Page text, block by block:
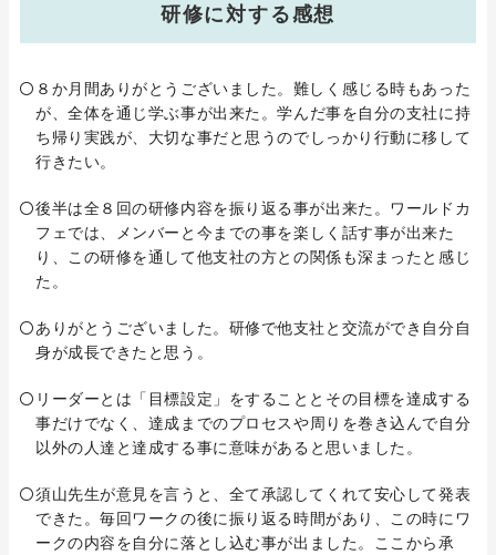
研修に対する感想
８か月間ありがとうございました。難しく感じる時もあった
が、全体を通じ学ぶ事が出来た。学んだ事を自分の支社に持
ち帰り実践が、大切な事だと思うのでしっかり行動に移して
行きたい。
後半は全８回の研修内容を振り返る事が出来た。ワールドカ
フェでは、メンバーと今までの事を楽しく話す事が出来た
り、この研修を通して他支社の方との関係も深まったと感じ
た。
ありがとうございました。研修で他支社と交流ができ自分自
身が成長できたと思う。
リーダーとは「目標設定」をすることとその目標を達成する
事だけでなく、達成までのプロセスや周りを巻き込んで自分
以外の人達と達成する事に意味があると思いました。
須山先生が意見を言うと、全て承認してくれて安心して発表
できた。毎回ワークの後に振り返る時間があり、この時にワ
ークの内容を自分に落とし込む事が出ました。ここから承